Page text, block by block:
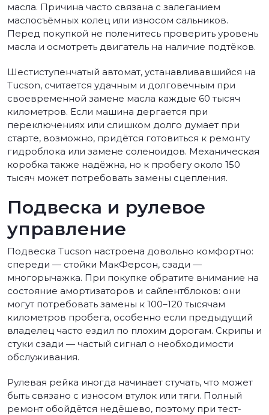
масла. Причина часто связана с залеганием
маслосъёмных колец или износом сальников.
Перед покупкой не поленитесь проверить уровень
масла и осмотреть двигатель на наличие подтёков.
Шестиступенчатый автомат, устанавливавшийся на
Tucson, считается удачным и долговечным при
своевременной замене масла каждые 60 тысяч
километров. Если машина дергается при
переключениях или слишком долго думает при
старте, возможно, придётся готовиться к ремонту
гидроблока или замене соленоидов. Механическая
коробка также надёжна, но к пробегу около 150
тысяч может потребовать замены сцепления.
Подвеска и рулевое
управление
Подвеска Tucson настроена довольно комфортно:
спереди — стойки МакФерсон, сзади —
многорычажка. При покупке обратите внимание на
состояние амортизаторов и сайлентблоков: они
могут потребовать замены к 100–120 тысячам
километров пробега, особенно если предыдущий
владелец часто ездил по плохим дорогам. Скрипы и
стуки сзади — частый сигнал о необходимости
обслуживания.
Рулевая рейка иногда начинает стучать, что может
быть связано с износом втулок или тяги. Полный
ремонт обойдётся недёшево, поэтому при тест-